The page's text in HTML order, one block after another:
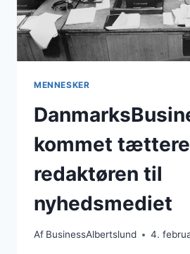
MENNESKER
kommet
redaktøren til
nyhedsmediet
Af BusinessAlbertslund 4.